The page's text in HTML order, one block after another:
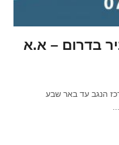
בדרום – א.א
הנגב עד באר שבע